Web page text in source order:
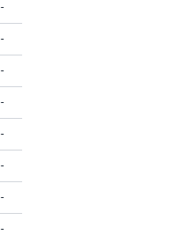
-
-
-
-
-
-
-
-